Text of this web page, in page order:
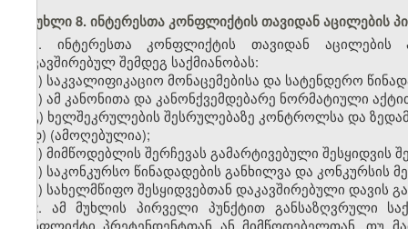
მუხლი 8. ინტერესთა კონფლიქტის თავიდან აცილების
1. ინტერესთა კონფლიქტის თავიდან აცილების
დაკავშირებულ შემდეგ საქმიანობას:
ა) საკვალიფიკაციო მონაცემებისა და სატენდერო
ბ) ამ კანონითა და კანონქვემდებარე ნორმატიული
გ) ხელშეკრულების შესრულებაზე კონტროლსა და
დ) (ამოღებულია);
ე) მიმწოდებლის შერჩევას გამარტივებული შესყიდვის
ვ) საკონკურსო წინადადების განხილვა და კონკურსის
ზ) სახელმწიფო შესყიდვებთან დაკავშირებული დავის
2. ამ მუხლის პირველი პუნქტით განსაზღვრული
კონფლიქტი პრეტენდენტთან ან მიმწოდებელთან, თუ